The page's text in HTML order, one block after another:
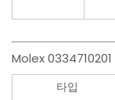
Molex
타입